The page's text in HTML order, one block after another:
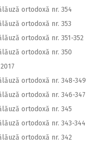
ortodoxă nr. 354
ortodoxă nr. 353
ortodoxă nr. 351-352
ortodoxă nr. 350
ortodoxă nr. 348-349
ortodoxă nr. 346-347
ortodoxă nr. 345
ortodoxă nr. 343-344
ortodoxă nr. 342